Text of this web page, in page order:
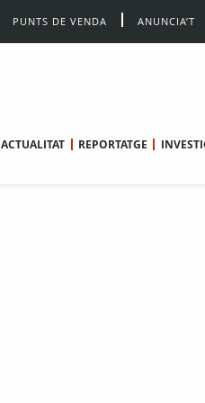
PUNTS DE VENDA ANUNCIA’T
ACTUALITAT REPORTATGE